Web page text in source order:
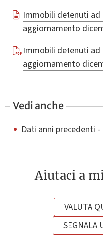
Immobili detenuti
aggiornamento
Immobili detenuti
aggiornamento
Vedi anche
Dati anni precedenti
Aiutaci a
VALUTA
SEGNALA